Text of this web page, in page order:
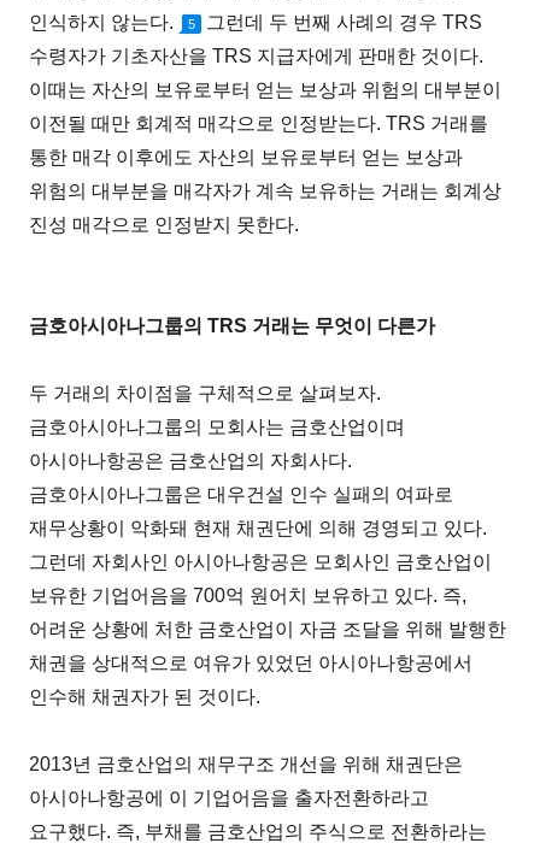
인식하지 않는다.
5
그런데 두 번째 사례의 경우 TRS
수령자가 기초자산을 TRS 지급자에게 판매한 것이다.
이때는 자산의 보유로부터 얻는 보상과 위험의 대부분이
이전될 때만 회계적 매각으로 인정받는다. TRS 거래를
통한 매각 이후에도 자산의 보유로부터 얻는 보상과
위험의 대부분을 매각자가 계속 보유하는 거래는 회계상
진성 매각으로 인정받지 못한다.
금호아시아나그룹의 TRS 거래는 무엇이 다른가
두 거래의 차이점을 구체적으로 살펴보자.
금호아시아나그룹의 모회사는 금호산업이며
아시아나항공은 금호산업의 자회사다.
금호아시아나그룹은 대우건설 인수 실패의 여파로
재무상황이 악화돼 현재 채권단에 의해 경영되고 있다.
그런데 자회사인 아시아나항공은 모회사인 금호산업이
보유한 기업어음을 700억 원어치 보유하고 있다. 즉,
어려운 상황에 처한 금호산업이 자금 조달을 위해 발행한
채권을 상대적으로 여유가 있었던 아시아나항공에서
인수해 채권자가 된 것이다.
2013년 금호산업의 재무구조 개선을 위해 채권단은
아시아나항공에 이 기업어음을 출자전환하라고
요구했다. 즉, 부채를 금호산업의 주식으로 전환하라는